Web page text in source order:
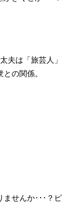
夫は「旅芸人」
の関係。
ませんか･･･？ピ